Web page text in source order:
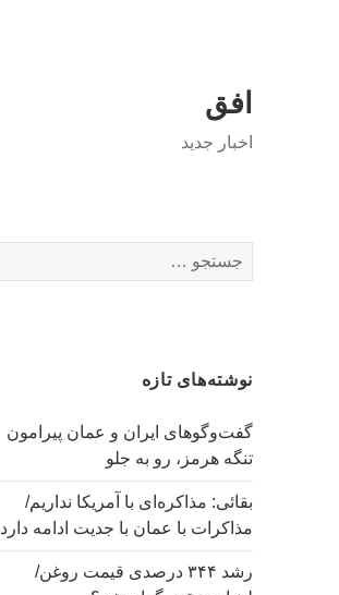
افق
اخبار جدید
برای:
نوشته‌های تازه
گفت‌وگوهای ایران و عمان پیرامون
تنگه هرمز، رو به جلو
بقائی: مذاکره‌ای با آمریکا نداریم/
مذاکرات با عمان با جدیت ادامه دارد
رشد ۳۴۴ درصدی قیمت روغن/